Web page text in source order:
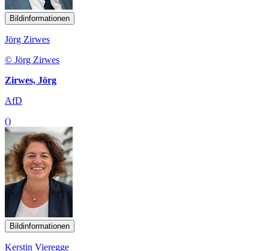
Bildinformationen
Jörg Zirwes
© Jörg Zirwes
Zirwes, Jörg
AfD
()
Bildinformationen
Kerstin Vieregge